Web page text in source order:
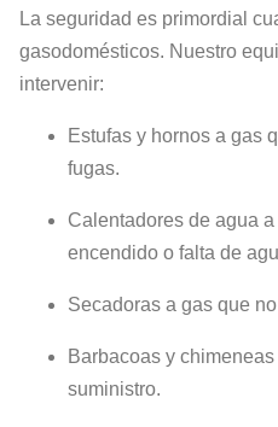
La seguridad es primordial
gasodomésticos. Nuestro
intervenir:
Estufas y hornos a gas
fugas.
Calentadores de agua
encendido o falta de
Secadoras a gas que
Barbacoas y
suministro.